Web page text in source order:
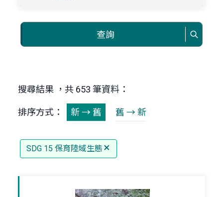
查詢
搜尋結果 ，共 653 筆資料：
排序方式： 新 → 舊 舊 → 新
SDG 15 保育陸域生態